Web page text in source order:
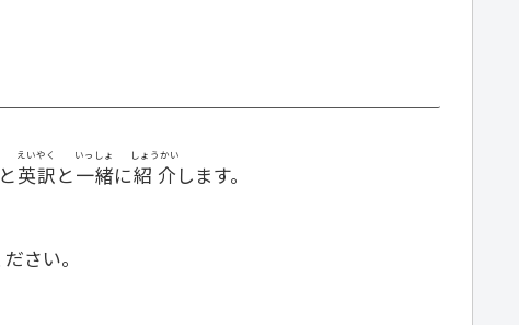
と英訳
えいやく
と一緒
いっしょ
に紹介
しょうかい
します。
さい。